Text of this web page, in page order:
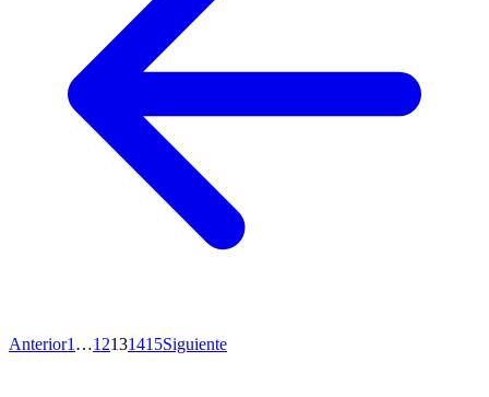
Anterior1 …12131415Siguiente